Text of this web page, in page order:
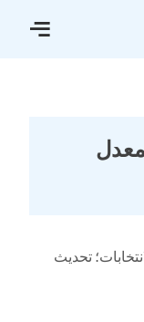
1948 (المعدل
تحديث